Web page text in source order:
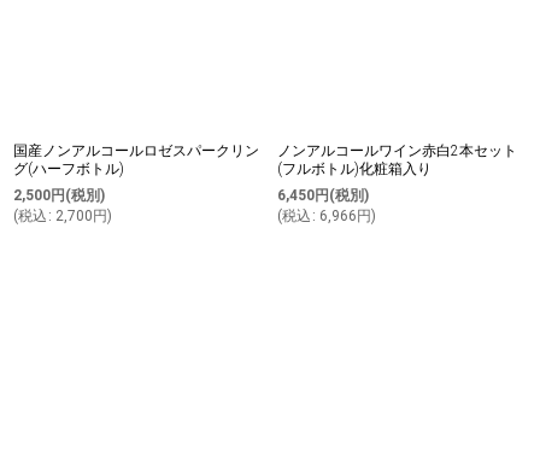
国産ノンアルコールロゼスパークリン
グ(ハーフボトル)
2,500円 (税別)
(税込 : 2,700 円)
ノンアルコールワイン赤白2本セット
(フルボトル)化粧箱入り
6,450円 (税別)
(税込 : 6,966 円)